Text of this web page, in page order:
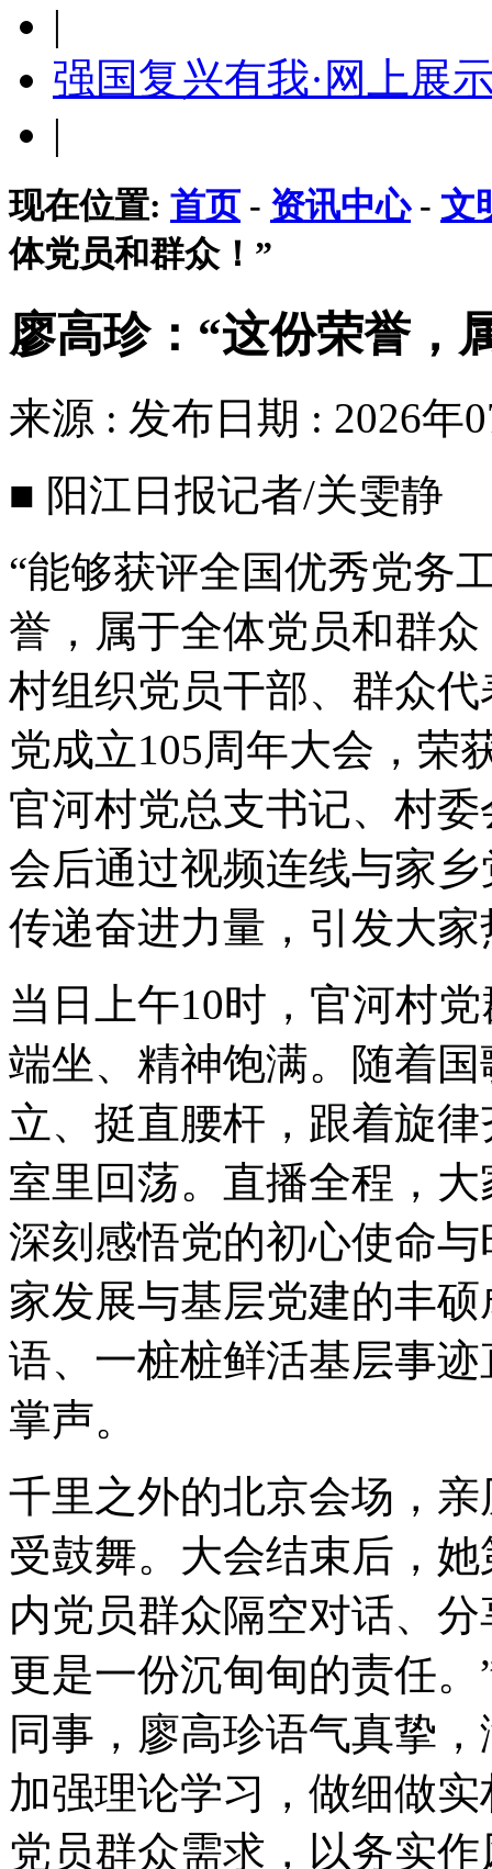
|
强国复兴有我·网上展
|
现在位置: 首页 - 资讯中心- 文
体党员和群众！”
廖高珍：“这份荣誉，
来源 : 发布日期 : 2026年
■ 阳江日报记者/关雯静
“能够获评全国优秀党务
誉，属于全体党员和群
村组织党员干部、群众
党成立105周年大会，荣
官河村党总支书记、村
会后通过视频连线与家
传递奋进力量，引发大
当日上午10时，官河村
端坐、精神饱满。随着
立、挺直腰杆，跟着旋
室里回荡。直播全程，
深刻感悟党的初心使命
家发展与基层党建的丰
语、一桩桩鲜活基层事
掌声。
千里之外的北京会场，
受鼓舞。大会结束后，
内党员群众隔空对话、
更是一份沉甸甸的责任
同事，廖高珍语气真挚
加强理论学习，做细做
党员群众需求，以务实